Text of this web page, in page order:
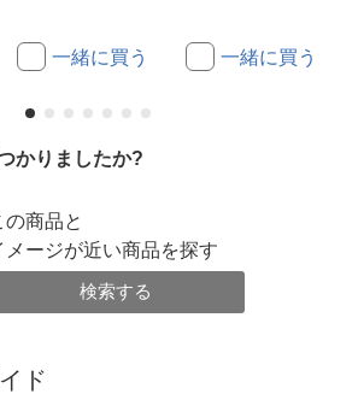
一緒に買う 一緒に買う
かりましたか?
の商品と
メージが近い商品を探す
検索する
ド